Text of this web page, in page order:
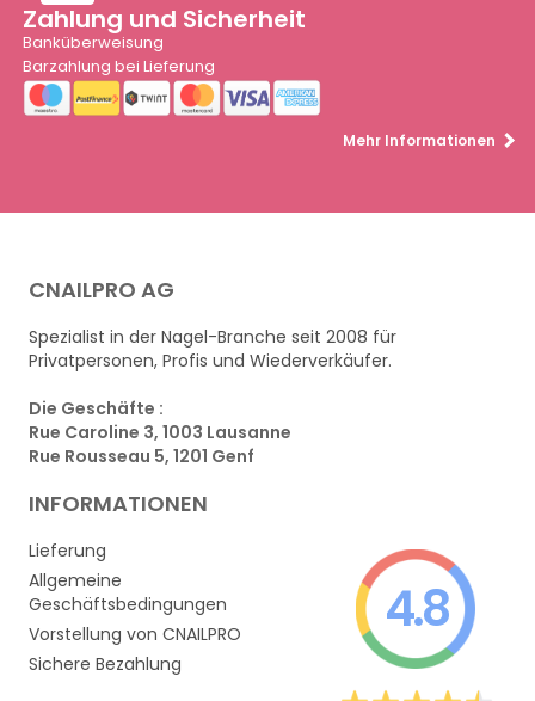
Zahlung und Sicherheit
Banküberweisung
Barzahlung bei Lieferung
Mehr Informationen
CNAILPRO AG
Spezialist in der Nagel-Branche seit 2008 für
Privatpersonen, Profis und Wiederverkäufer.
Die Geschäfte :
Rue Caroline 3, 1003 Lausanne
Rue Rousseau 5, 1201 Genf
INFORMATIONEN
Lieferung
Allgemeine
Geschäftsbedingungen
Vorstellung von CNAILPRO
Sichere Bezahlung
4.8